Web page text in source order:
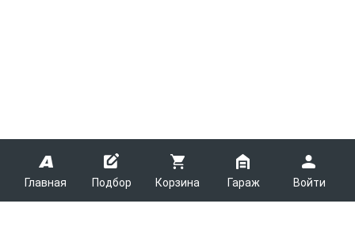
Главная Подбор Корзина Гараж Войти